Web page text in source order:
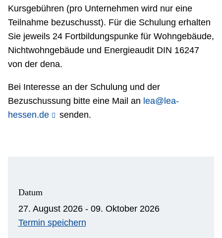
Kursgebühren (pro Unternehmen wird nur eine
Teilnahme bezuschusst). Für die Schulung erhalten
Sie jeweils 24 Fortbildungspunke für Wohngebäude,
Nichtwohngebäude und Energieaudit DIN 16247
von der dena.
Bei Interesse an der Schulung und der
Bezuschussung bitte eine Mail an lea@lea-
hessen.de
senden.
Datum
27. August 2026 - 09. Oktober 2026
Termin speichern